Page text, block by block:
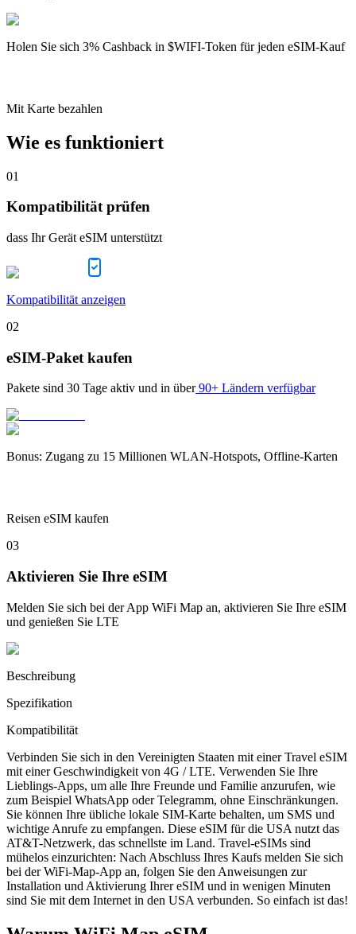
Holen Sie sich 3% Cashback in $WIFI-Token für jeden eSIM-Kauf
Mit Karte bezahlen
Wie es funktioniert
01
Kompatibilität prüfen
dass Ihr Gerät eSIM unterstützt
Kompatibilität anzeigen
02
eSIM-Paket kaufen
Pakete sind 30 Tage aktiv und in über 90+ Ländern verfügbar
Bonus: Zugang zu 15 Millionen WLAN-Hotspots, Offline-Karten
Reisen eSIM kaufen
03
Aktivieren Sie Ihre eSIM
Melden Sie sich bei der App WiFi Map an, aktivieren Sie Ihre eSIM
und genießen Sie LTE
Beschreibung
Spezifikation
Kompatibilität
Verbinden Sie sich in den Vereinigten Staaten mit einer Travel eSIM
mit einer Geschwindigkeit von 4G / LTE. Verwenden Sie Ihre
Lieblings-Apps, um alle Ihre Freunde und Familie anzurufen, wie
zum Beispiel WhatsApp oder Telegramm, ohne Einschränkungen.
Sie können Ihre übliche lokale SIM-Karte behalten, um SMS und
wichtige Anrufe zu empfangen. Diese eSIM für die USA nutzt das
AT&T-Netzwerk, das schnellste im Land. Travel-eSIMs sind
mühelos einzurichten: Nach Abschluss Ihres Kaufs melden Sie sich
bei der WiFi-Map-App an, folgen Sie den Anweisungen zur
Installation und Aktivierung Ihrer eSIM und in wenigen Minuten
sind Sie mit dem Internet in den USA verbunden. So einfach ist das!